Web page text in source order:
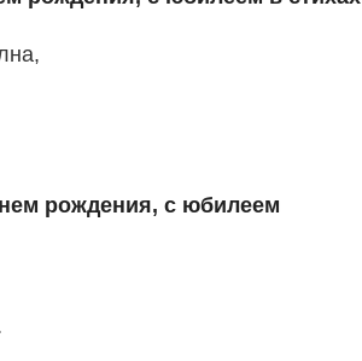
рождения, с юбилеем